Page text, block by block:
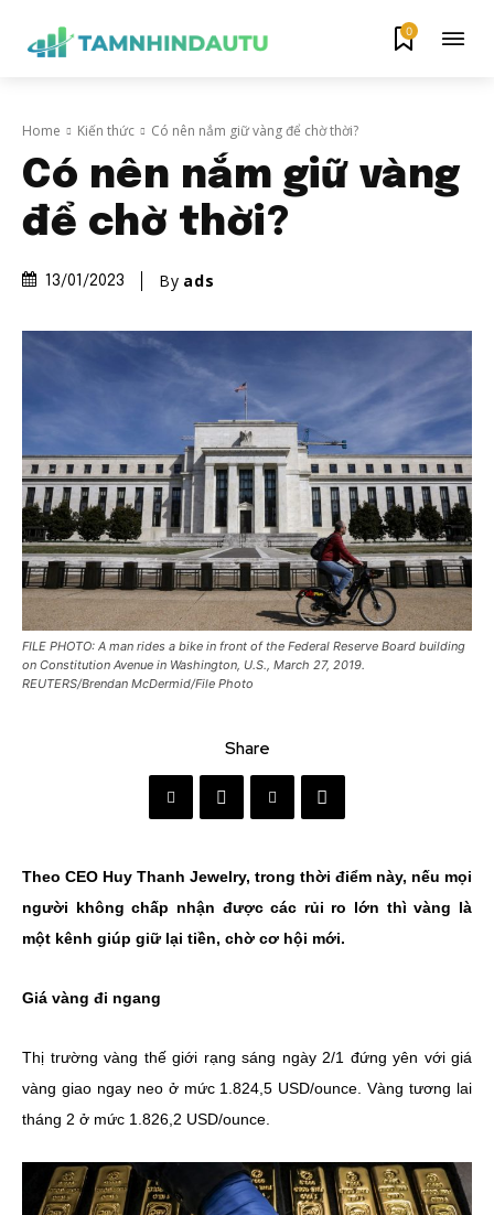
0
Home Kiến thức Có nên nắm giữ vàng để chờ thời?
Có nên nắm giữ vàng
để chờ thời?
13/01/2023 By ads
FILE PHOTO: A man rides a bike in front of the Federal Reserve Board building
on Constitution Avenue in Washington, U.S., March 27, 2019.
REUTERS/Brendan McDermid/File Photo
Share
Theo CEO Huy Thanh Jewelry, trong thời điểm này, nếu mọi
người không chấp nhận được các rủi ro lớn thì vàng là
một kênh giúp giữ lại tiền, chờ cơ hội mới.
Giá vàng đi ngang
Thị trường vàng thế giới rạng sáng ngày 2/1 đứng yên với giá
vàng giao ngay neo ở mức 1.824,5 USD/ounce. Vàng tương lai
tháng 2 ở mức 1.826,2 USD/ounce.